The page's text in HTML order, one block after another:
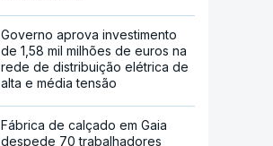
Governo aprova investimento
de 1,58 mil milhões de euros na
rede de distribuição elétrica de
alta e média tensão
Fábrica de calçado em Gaia
despede 70 trabalhadores